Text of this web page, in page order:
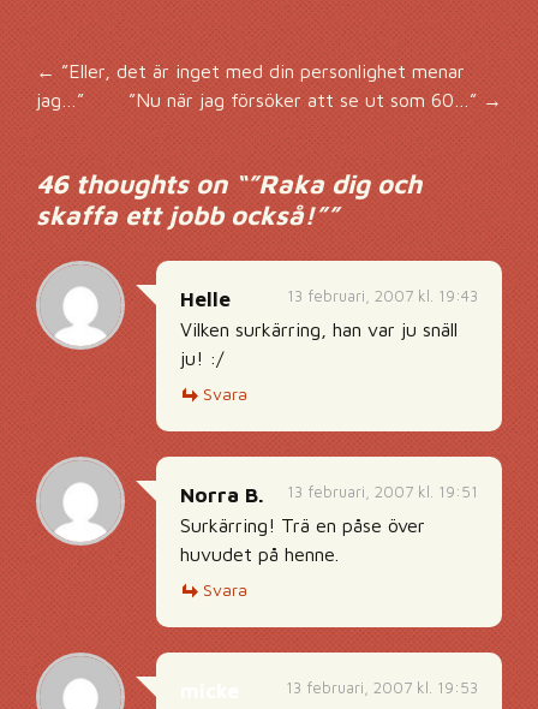
Inläggsnavigering
←”Eller, det är inget med din personlighet menar
jag…”
”Nu när jag försöker att se ut som 60…”→
46 thoughts on “”Raka dig och
skaffa ett jobb också!””
13 februari, 2007 kl. 19:43
Helle
Vilken surkärring, han var ju snäll
ju! :/
Svara
13 februari, 2007 kl. 19:51
Norra B.
Surkärring! Trä en påse över
huvudet på henne.
Svara
13 februari, 2007 kl. 19:53